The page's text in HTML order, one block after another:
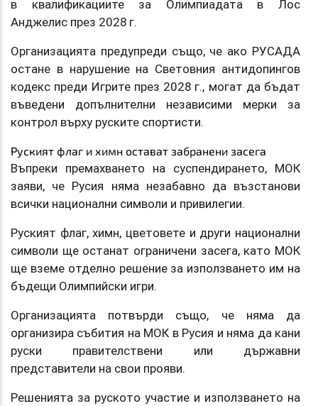
в квалификациите за Олимпиадата в Лос
Анджелис през 2028 г.
Организацията предупреди също, че ако РУСАДА
остане в нарушение на Световния антидопингов
кодекс преди Игрите през 2028 г., могат да бъдат
въведени допълнителни независими мерки за
контрол върху руските спортисти.
Руският флаг и химн остават забранени засега
Въпреки премахването на суспендирането, МОК
заяви, че Русия няма незабавно да възстанови
всички национални символи и привилегии.
Руският флаг, химн, цветовете и други национални
символи ще останат ограничени засега, като МОК
ще вземе отделно решение за използването им на
бъдещи Олимпийски игри.
Организацията потвърди също, че няма да
организира събития на МОК в Русия и няма да кани
руски правителствени или държавни
представители на свои прояви.
Решенията за руското участие и използването на